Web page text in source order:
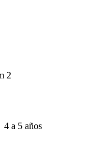
2
a 5 años